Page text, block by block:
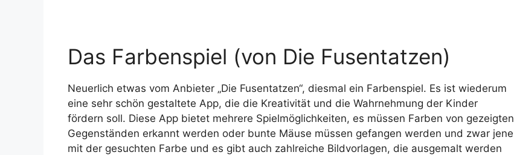
Das Farbenspiel (von Die Fusentatzen)
Neuerlich etwas vom Anbieter „Die Fusentatzen“, diesmal ein Farbenspiel. Es ist wiederum
eine sehr schön gestaltete App, die die Kreativität und die Wahrnehmung der Kinder
fördern soll. Diese App bietet mehrere Spielmöglichkeiten, es müssen Farben von gezeigten
Gegenständen erkannt werden oder bunte Mäuse müssen gefangen werden und zwar jene
mit der gesuchten Farbe und es gibt auch zahlreiche Bildvorlagen, die ausgemalt werden